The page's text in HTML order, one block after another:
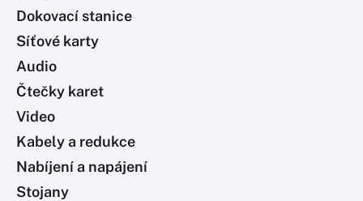
Dokovací stanice
Síťové karty
Audio
Čtečky karet
Video
Kabely a redukce
Nabíjení a napájení
Stojany